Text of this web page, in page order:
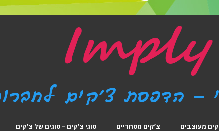
מעוצבים צ’קים מסחריים סוגי צ’קים – סוגים של צ’קים